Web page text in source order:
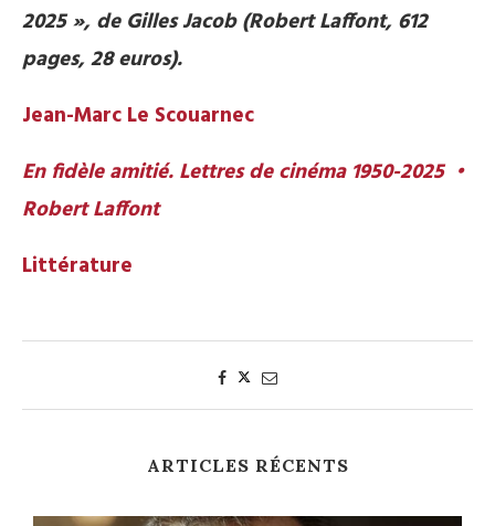
2025 », de Gilles Jacob (Robert Laffont, 612
pages, 28 euros).
Jean-Marc Le Scouarnec
En fidèle amitié. Lettres de cinéma 1950-2025 •
Robert Laffont
Littérature
ARTICLES RÉCENTS